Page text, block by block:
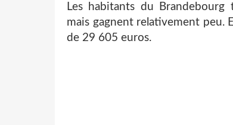
Les habitants du Brandebourg
mais gagnent relativement peu.
de 29 605 euros.